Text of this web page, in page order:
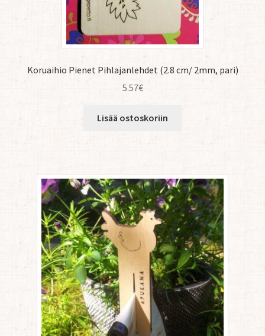
Koruaihio Pienet Pihlajanlehdet (2.8 cm/ 2mm, pari)
5.57€
Lisää ostoskoriin